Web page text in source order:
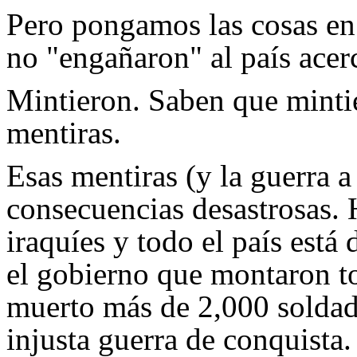
Pero pongamos las cosas
no "engañaron" al país
Mintieron. Saben que
mentiras.
Esas mentiras (y la guerra
consecuencias
iraquíes y todo el país está
el gobierno que montaron
muerto más de 2,000
injusta guerra de conquista.